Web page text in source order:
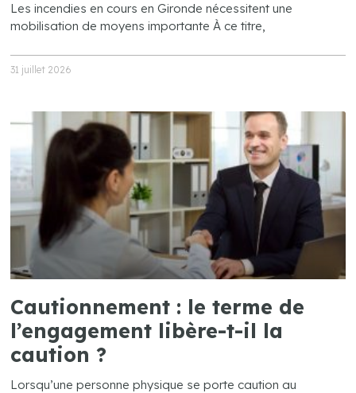
Les incendies en cours en Gironde nécessitent une
mobilisation de moyens importante À ce titre,
31 juillet 2026
Cautionnement : le terme de
l’engagement libère-t-il la
caution ?
Lorsqu’une personne physique se porte caution au